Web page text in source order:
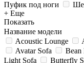
Пуфик под ноги
+ Еще
Показать
Название модели
Acoustic Lounge
Avatar Sofa
Bean
Light Sofa
Butterfly